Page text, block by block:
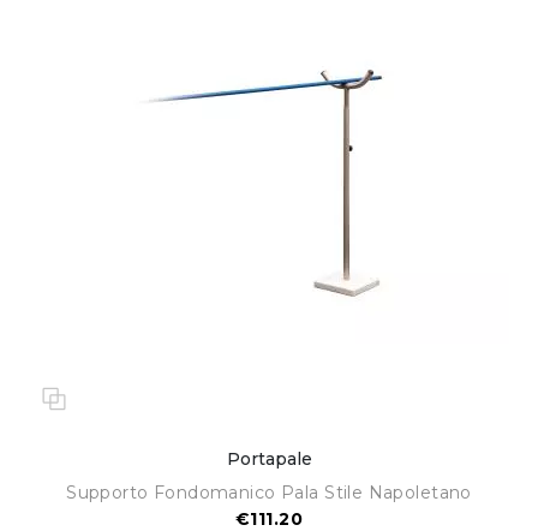
Portapale
Supporto Fondomanico Pala Stile Napoletano
€111.20